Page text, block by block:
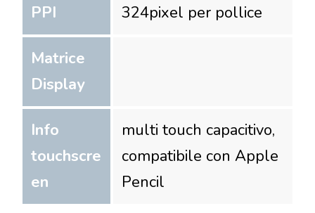
PPI 324pixel per pollice
Matrice
Display
Info
touchscre
en
multi touch capacitivo,
compatibile con Apple
Pencil